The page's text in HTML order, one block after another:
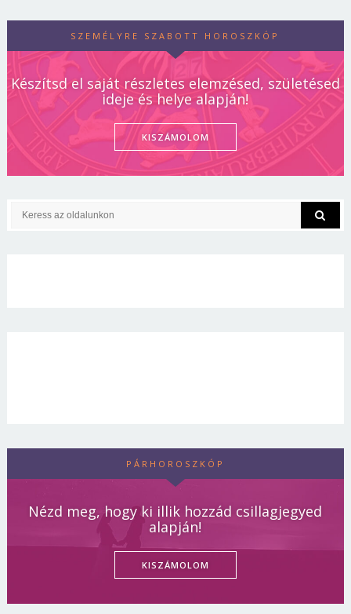
SZEMÉLYRE SZABOTT HOROSZKÓP
Készítsd el saját részletes elemzésed, születésed
ideje és helye alapján!
KISZÁMOLOM
PÁRHOROSZKÓP
Nézd meg, hogy ki illik hozzád csillagjegyed
alapján!
KISZÁMOLOM